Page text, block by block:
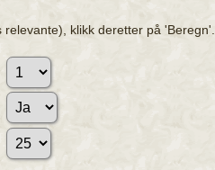
klikk deretter på 'Beregn'.